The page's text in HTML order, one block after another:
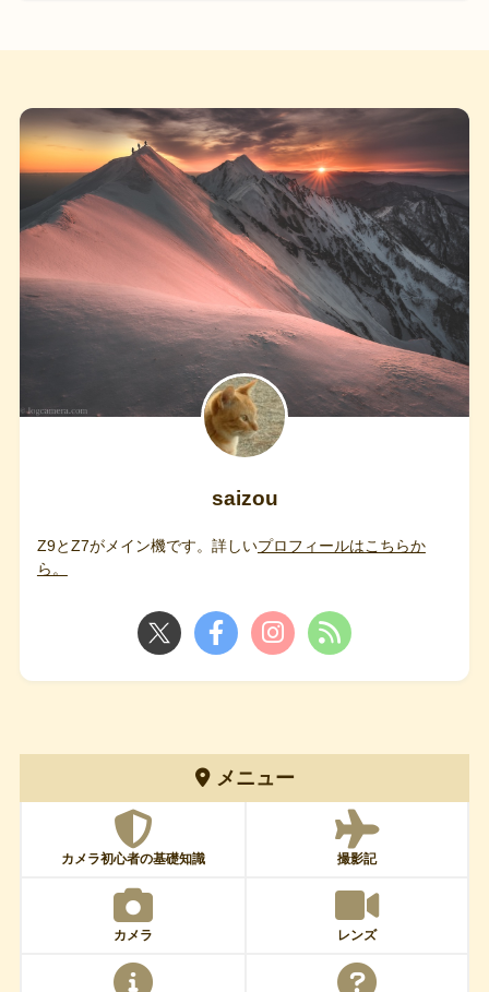
saizou
Z9とZ7がメイン機です。詳しいプロフィールはこちらか
ら。
メニュー
カメラ初心者の基礎知識 撮影記
カメラ レンズ